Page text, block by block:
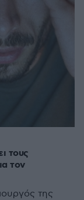
τους
τον
της